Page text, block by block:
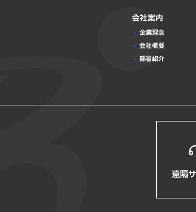
会社案内
企業理念
会社概要
部署紹介